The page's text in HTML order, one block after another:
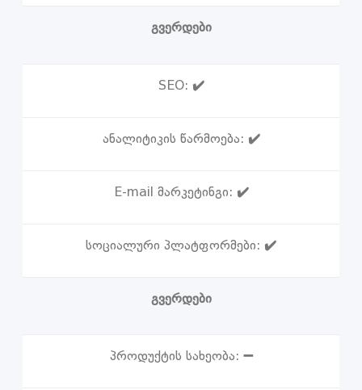
გვერდები
SEO: ✔️
ანალიტიკის წარმოება: ✔️
E-mail მარკეტინგი: ✔️
სოციალური პლატფორმები: ✔️
გვერდები
პროდუქტის სახეობა: ➖